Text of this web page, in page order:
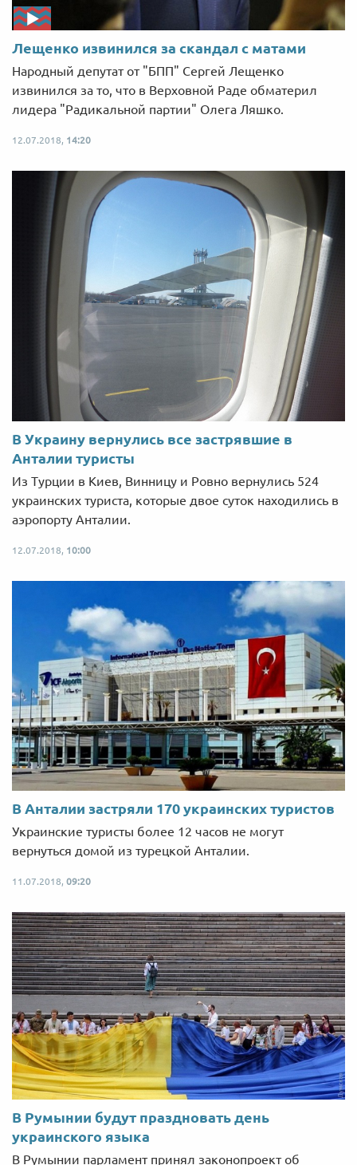
Лещенко извинился за скандал с матами
Народный депутат от "БПП" Сергей Лещенко
извинился за то, что в Верховной Раде обматерил
лидера "Радикальной партии" Олега Ляшко.
12.07.2018, 14:20
В Украину вернулись все застрявшие в
Анталии туристы
Из Турции в Киев, Винницу и Ровно вернулись 524
украинских туриста, которые двое суток находились в
аэропорту Анталии.
12.07.2018, 10:00
В Анталии застряли 170 украинских туристов
Украинские туристы более 12 часов не могут
вернуться домой из турецкой Анталии.
11.07.2018, 09:20
В Румынии будут праздновать день
украинского языка
В Румынии парламент принял законопроект об